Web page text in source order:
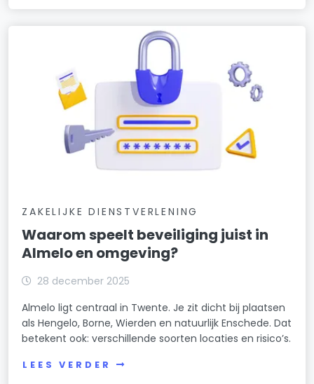
ZAKELIJKE DIENSTVERLENING
Waarom speelt beveiliging juist in
Almelo en omgeving?
28 december 2025
Almelo ligt centraal in Twente. Je zit dicht bij plaatsen
als Hengelo, Borne, Wierden en natuurlijk Enschede. Dat
betekent ook: verschillende soorten locaties en risico’s.
LEES VERDER